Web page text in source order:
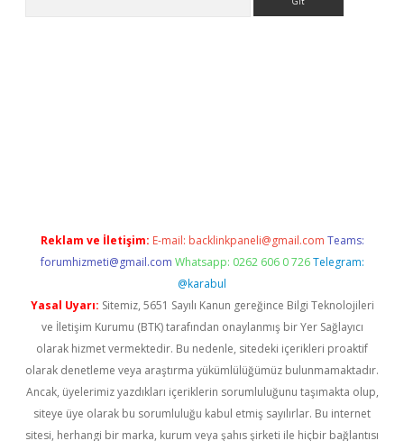
Reklam ve İletişim: E-mail: backlinkpaneli@gmail.com Teams:
forumhizmeti@gmail.com Whatsapp: 0262 606 0 726 Telegram:
@karabul
Yasal Uyarı: Sitemiz, 5651 Sayılı Kanun gereğince Bilgi Teknolojileri
ve İletişim Kurumu (BTK) tarafından onaylanmış bir Yer Sağlayıcı
olarak hizmet vermektedir. Bu nedenle, sitedeki içerikleri proaktif
olarak denetleme veya araştırma yükümlülüğümüz bulunmamaktadır.
Ancak, üyelerimiz yazdıkları içeriklerin sorumluluğunu taşımakta olup,
siteye üye olarak bu sorumluluğu kabul etmiş sayılırlar. Bu internet
sitesi, herhangi bir marka, kurum veya şahıs şirketi ile hiçbir bağlantısı